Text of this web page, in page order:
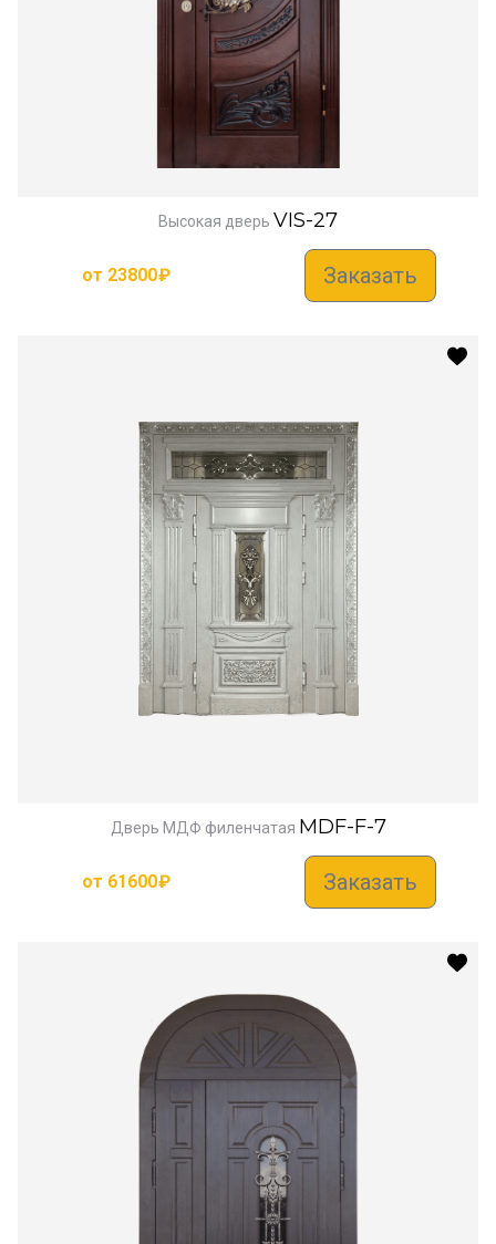
Высокая дверь VIS-27
от 23800₽ Заказать
Дверь МДФ филенчатая MDF-F-7
от 61600₽ Заказать